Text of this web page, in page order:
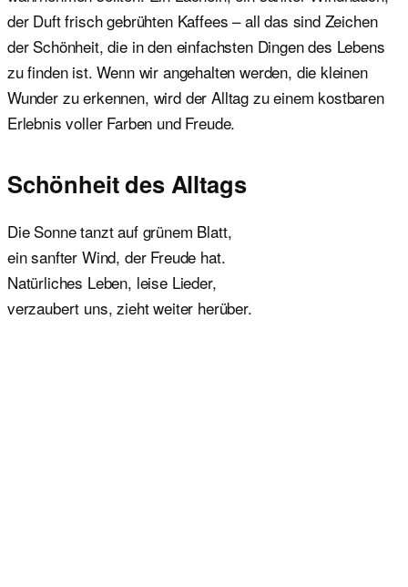
der Duft frisch gebrühten Kaffees – all das sind Zeichen
der Schönheit, die in den einfachsten Dingen des Lebens
zu finden ist. Wenn wir angehalten werden, die kleinen
Wunder zu erkennen, wird der Alltag zu einem kostbaren
Erlebnis voller Farben und Freude.
Schönheit des Alltags
Die Sonne tanzt auf grünem Blatt,
ein sanfter Wind, der Freude hat.
Natürliches Leben, leise Lieder,
verzaubert uns, zieht weiter herüber.